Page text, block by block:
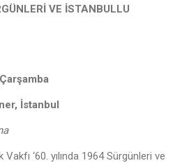
VE İSTANBULLU
İstanbul
‘60. yılında 1964 Sürgünleri ve